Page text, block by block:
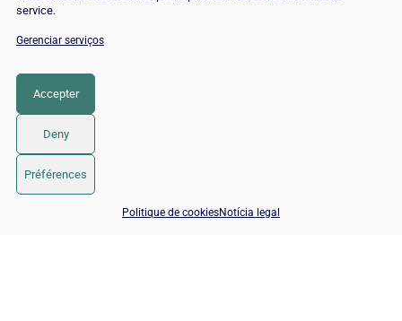
service.
Gerenciar serviços
Accepter
Deny
Préférences
Politique de cookiesNotícia legal
As nossas especialidades
Auditoria SEO
📅 Agendar 15 min com um especialista SEO / GEO